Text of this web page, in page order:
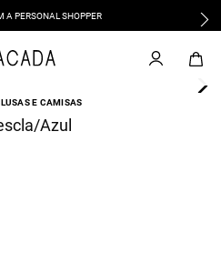
A PERSONAL SHOPPER
E CAMISAS
Azul